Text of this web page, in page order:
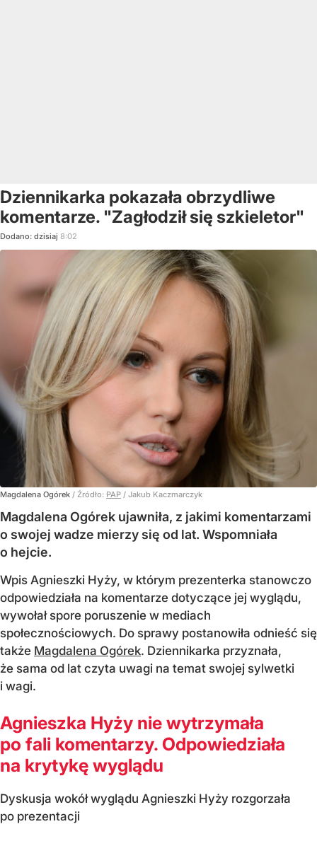
Dziennikarka pokazała obrzydliwe
komentarze. "Zagłodził się szkieletor"
Dodano: dzisiaj 8:02
Magdalena Ogórek / Źródło: PAP / Jakub Kaczmarczyk
Magdalena Ogórek ujawniła, z jakimi komentarzami
o swojej wadze mierzy się od lat. Wspomniała
o hejcie.
Wpis Agnieszki Hyży, w którym prezenterka stanowczo
odpowiedziała na komentarze dotyczące jej wyglądu,
wywołał spore poruszenie w mediach
społecznościowych. Do sprawy postanowiła odnieść się
także Magdalena Ogórek. Dziennikarka przyznała,
że sama od lat czyta uwagi na temat swojej sylwetki
i wagi.
Agnieszka Hyży nie wytrzymała
po fali komentarzy. Odpowiedziała
na krytykę wyglądu
Dyskusja wokół wyglądu Agnieszki Hyży rozgorzała
po prezentacji